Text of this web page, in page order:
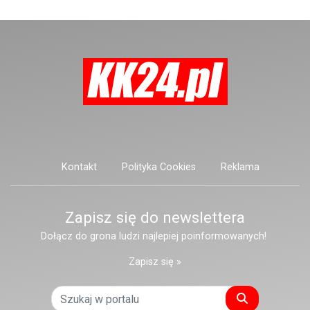
Kontakt Polityka Cookies Reklama
Zapisz się do newslettera
Dołącz do grona ludzi najlepiej poinformowanych!
Zapisz się »